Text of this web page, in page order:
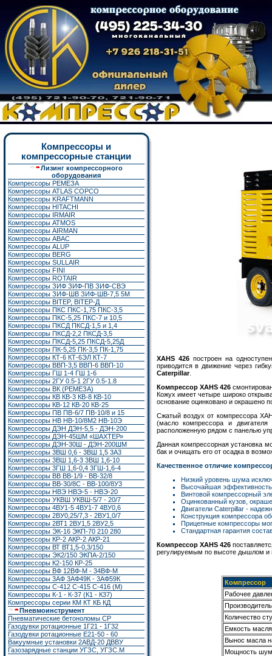
Компрессоры и
компрессорные станции
Лизинг компрессорного
оборудования
Компрессоры РЕМЕЗА
Компрессоры ATLAS COPCO
Компрессоры KRAFTMANN
Компрессоры HITACHI
Компрессоры IRMAIR
Компрессоры ATMOS
Компрессоры AIRMAN
Компрессоры ABAC
Компрессоры ALUP
Компрессоры BERG
Компрессоры SULLAIR
Компрессоры FINI
Компрессоры ROTAIR
Компрессоры ЗИФ ЗИФ-ПВ ЗИФ-СВЭ
Компрессоры ЗИФ-ШВ ЗИФ-ШВ-7,5 5М
Компрессоры BITEP, BITEP-Д
Компрессоры ПКС ПКС-1,75 ПКС-3,5
Компрессоры ПКС-5,25 ПКС-7 и 10,5
Компрессоры ПКСД ПКСД-1,5 и 1,4
Компрессоры ПКСД-2,2 ПКСД-3,5
Компрессоры ПКСД-5,25 ПКСД-5,25Д
Компрессоры ПК-5,25 ПК-3,5 ПК-1,75
Компрессоры КТ-6 КТ-6ЭЛ КТ-7
Компрессоры ВВП-3,5 ВВП-6 ВВП-10
Компрессоры ГШ 1-4 ГШ 1-6
Компрессоры 2ГУ 0.5-1 2ГУ 0.5-1.8
Компрессоры ВК (РЕМЕЗА)
Компрессоры КВ КВ-3 КВ-8 КВ-10
Компрессоры КВ-12 КВ-20 КВ-25
Компрессоры ПВ ПВ-6/7 ПВ-10/8 и 15
Компрессоры НВ НВ-10/8М2 НВ-10Э
Компрессоры ДЭН ДЭН-5,5 - ДЭН-200
Компрессоры ДЭН-45ШМ «ШАХТЕР»
Компрессоры ДЭН-30Ш - ДЭН-200ШМ
Компрессоры 3ВШ 0,6 - 3ВШ 1,5 3А3
Компрессоры 3ВШ 1,6-3 3ВШ 1,6-10
Компрессоры 3ГШ 1,6-0,4 3ГШ-1,6-4
Компрессоры ВВ ВВ-1/9 - ВВ-32/8
Компрессоры ВВ-30/8С - ВВ-100/8У3
Компрессоры НВЭ НВЭ-5 - НВЭ-20
Компрессоры УКВШ УКВШ-5/7 - 20/7
Компрессоры 4ВУ1-5 4ВУ1-7 4ВУ0,6
Компрессоры 2ВУ0,25/7,3 - 2ВУ1,0/7
Компрессоры 2ВТ1 2ВУ1,5 2ВУ2,5
Компрессоры ЭК-16 ЭКП-70 210 280
Компрессоры КР-2 АКР-2 АКР-21
Компрессоры ВТ ВТ1,5-0,3/150
Компрессоры ЭК2/150 ЭКПА-2/150
Компрессоры К2-150 КР-25
Компрессоры ВФ 12ВФ-М - 34ВФ-М
Компрессоры 3АФ 3АФ49К - 3АФ59К
Компрессоры С-412 С-415 С-416 (М)
Компрессоры К-1 - К-37 (К1 - К37)
Компрессоры серии КМ КТ КБ КД
Пневмоинструмент
Пневматические бетоноломы CP
Газодувки ротационные 1Г21 - 1Г32
Газодувки ротационные Е21-50 - 60
Вакуумные установки 2АВД-20 ДВВУ
Газозарядные станции УГЗС, УГЗС.М
XAHS 426построен на
приводится в движение через
Caterpillar.
Компрессор XAHS 426
Кожух имеет четыре широко
основание оцинковано и окрашено
Сжатый воздух от компрессора
(масло компрессора и двигателя
расположенную рядом с панелью
Данная компрессорная установка
бак и очищать его от осадка в
Качественное отличие
Низкий уровень шума
Высочайшая эффективность
Винтовой компрессорный
Оцинкованный кузов,
Двигатели Caterpillar -
Конструкция компрессора
Прицепные компрессоры
Стандартная гарантия
Компрессор XAHS 426
регулируемым по высоте дышлом и
Компрессор
Рабочее
Количество
Емкость
Вынос масла
Мощность